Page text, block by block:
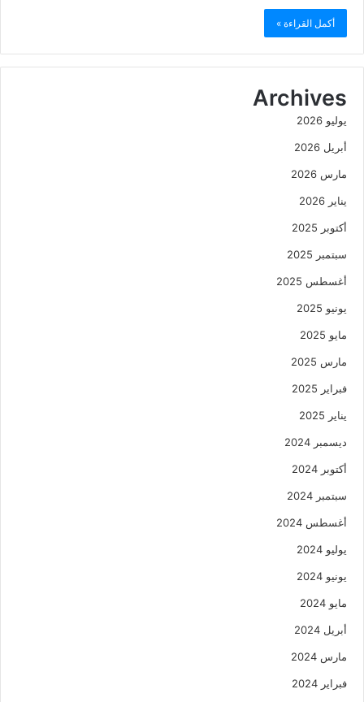
أكمل القراءة »
Archives
يوليو 2026
أبريل 2026
مارس 2026
يناير 2026
أكتوبر 2025
سبتمبر 2025
أغسطس 2025
يونيو 2025
مايو 2025
مارس 2025
فبراير 2025
يناير 2025
ديسمبر 2024
أكتوبر 2024
سبتمبر 2024
أغسطس 2024
يوليو 2024
يونيو 2024
مايو 2024
أبريل 2024
مارس 2024
فبراير 2024